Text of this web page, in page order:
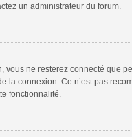
un administrateur du forum.
vous ne resterez connecté que
la connexion. Ce n’est pas
fonctionnalité.